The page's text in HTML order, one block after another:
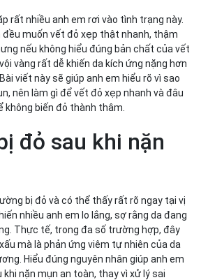
phục hồi da sau mụn từ Men Stay
ẩm B5 & Bioactive Derma Pro
& Bioactive Derma Pro hỗ trợ da sau
sau khi nặn mụn cần đúng cách
rất nhiều anh em rơi vào tình trạng này.
đều muốn vết đỏ xẹp thật nhanh, thậm
nếu không hiểu đúng bản chất của vết
vàng rất dễ khiến da kích ứng nặng hơn
viết này sẽ giúp anh em hiểu rõ vì sao
nên làm gì để vết đỏ xẹp nhanh và đâu
không biến đỏ thành thâm.
đỏ sau khi nặn
bị đỏ và có thể thấy rất rõ ngay tại vị
nhiều anh em lo lắng, sợ rằng da đang
Thực tế, trong đa số trường hợp, đây
mà là phản ứng viêm tự nhiên của da
Hiểu đúng nguyên nhân giúp anh em
nặn mụn an toàn, thay vì xử lý sai